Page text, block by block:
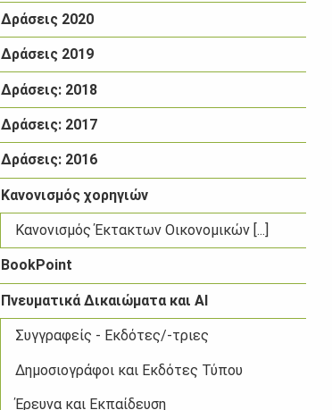
Δράσεις 2020
Δράσεις 2019
Δράσεις: 2018
Δράσεις: 2017
Δράσεις: 2016
Κανονισμός χορηγιών
Κανονισμός Έκτακτων Οικονομικών [...]
BookPoint
Πνευματικά Δικαιώματα και AI
Συγγραφείς - Εκδότες/-τριες
Δημοσιογράφοι και Εκδότες Τύπου
Έρευνα και Εκπαίδευση